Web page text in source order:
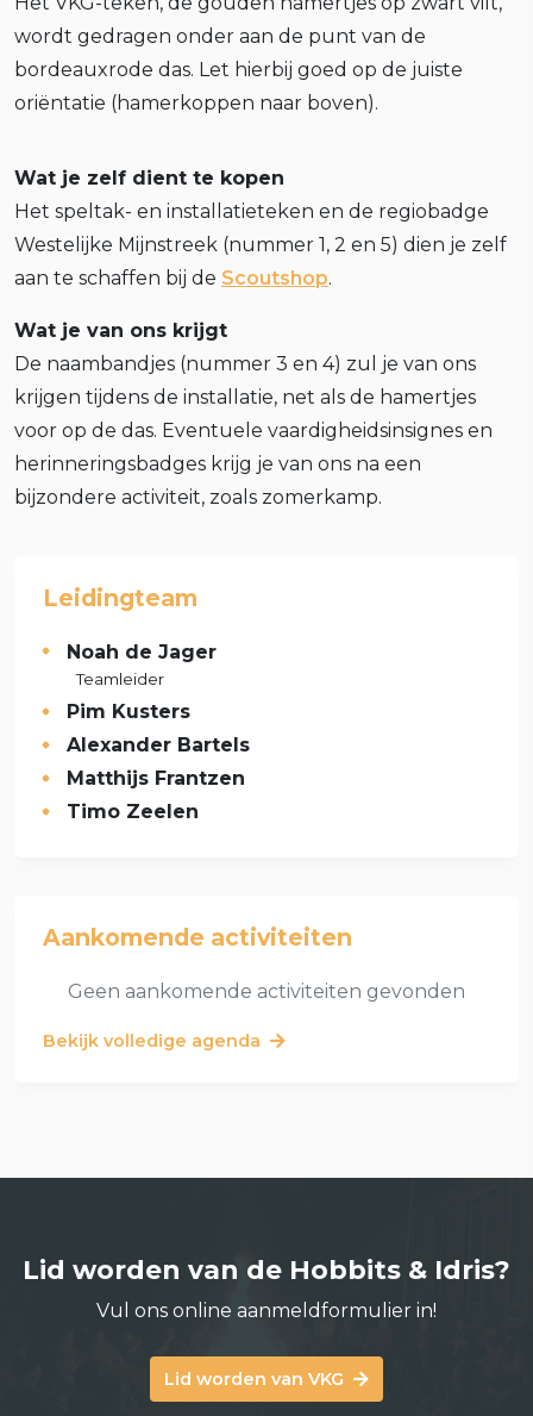
wordt gedragen onder aan de punt van de
bordeauxrode das. Let hierbij goed op de juiste
oriëntatie (hamerkoppen naar boven).
Wat je zelf dient te kopen
Het speltak- en installatieteken en de regiobadge
Westelijke Mijnstreek (nummer 1, 2 en 5) dien je zelf
aan te schaffen bij de Scoutshop.
Wat je van ons krijgt
De naambandjes (nummer 3 en 4) zul je van ons
krijgen tijdens de installatie, net als de hamertjes
voor op de das. Eventuele vaardigheidsinsignes en
herinneringsbadges krijg je van ons na een
bijzondere activiteit, zoals zomerkamp.
Leidingteam
Noah de Jager
Teamleider
Pim Kusters
Alexander Bartels
Matthijs Frantzen
Timo Zeelen
Aankomende activiteiten
Geen aankomende activiteiten gevonden
Bekijk volledige agenda
Lid worden van de Hobbits & Idris?
Vul ons online aanmeldformulier in!
Lid worden van VKG